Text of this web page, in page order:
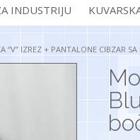
INDUSTRIJU
IZREZ + PANTALONE CIBZAR